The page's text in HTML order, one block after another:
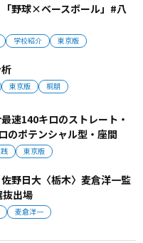
野球×ベースボール」#八
学校紹介 東京版
東京版 桐朋
140キロのストレート・
ポテンシャル型・座間
東京版
佐野日大〈栃木〉麦倉洋一監
出場
麦倉洋一